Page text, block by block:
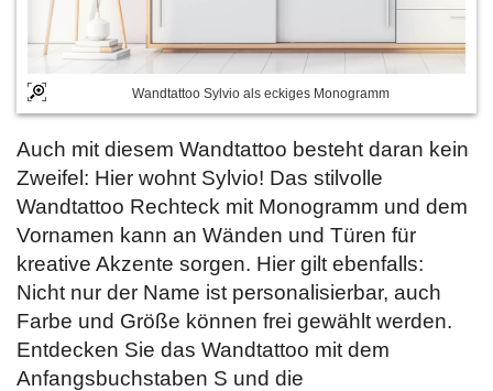
Wandtattoo Sylvio als eckiges Monogramm
Auch mit diesem Wandtattoo besteht daran kein
Zweifel: Hier wohnt Sylvio! Das stilvolle
Wandtattoo Rechteck mit Monogramm und dem
Vornamen kann an Wänden und Türen für
kreative Akzente sorgen. Hier gilt ebenfalls:
Nicht nur der Name ist personalisierbar, auch
Farbe und Größe können frei gewählt werden.
Entdecken Sie das Wandtattoo mit dem
Anfangsbuchstaben S und die